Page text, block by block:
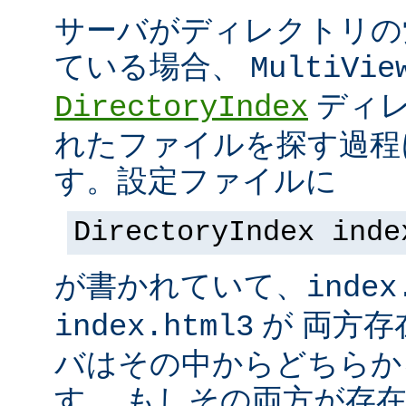
サーバがディレクトリ
ている場合、
DirectoryIndex ディ
れたファイルを探す過
す。設定ファイルに
DirectoryIndex
が書かれていて、
index.html3 が 両方存
バはその中からどちら